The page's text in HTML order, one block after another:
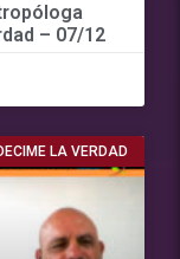
– 07/12
LA VERDAD